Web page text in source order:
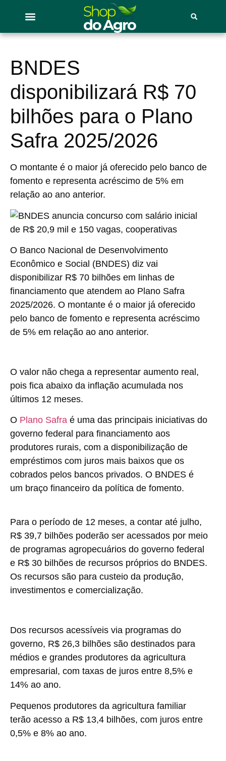
BNDES
disponibilizará R$ 70
bilhões para o Plano
Safra 2025/2026
O montante é o maior já oferecido pelo banco de
fomento e representa acréscimo de 5% em
relação ao ano anterior.
O Banco Nacional de Desenvolvimento
Econômico e Social (BNDES) diz vai
disponibilizar R$ 70 bilhões em linhas de
financiamento que atendem ao Plano Safra
2025/2026. O montante é o maior já oferecido
pelo banco de fomento e representa acréscimo
de 5% em relação ao ano anterior.
O valor não chega a representar aumento real,
pois fica abaixo da inflação acumulada nos
últimos 12 meses.
O Plano Safra é uma das principais iniciativas do
governo federal para financiamento aos
produtores rurais, com a disponibilização de
empréstimos com juros mais baixos que os
cobrados pelos bancos privados. O BNDES é
um braço financeiro da política de fomento.
Para o período de 12 meses, a contar até julho,
R$ 39,7 bilhões poderão ser acessados por meio
de programas agropecuários do governo federal
e R$ 30 bilhões de recursos próprios do BNDES.
Os recursos são para custeio da produção,
investimentos e comercialização.
Dos recursos acessíveis via programas do
governo, R$ 26,3 bilhões são destinados para
médios e grandes produtores da agricultura
empresarial, com taxas de juros entre 8,5% e
14% ao ano.
Pequenos produtores da agricultura familiar
terão acesso a R$ 13,4 bilhões, com juros entre
0,5% e 8% ao ano.